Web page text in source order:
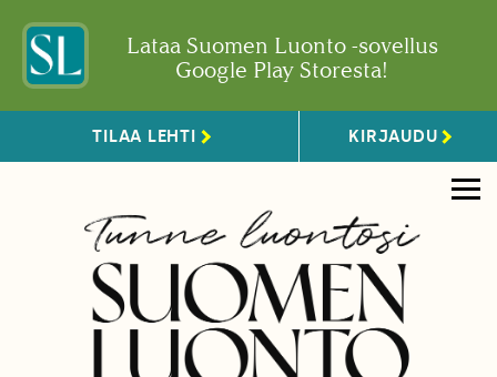
Lataa Suomen Luonto -sovellus
Google Play Storesta!
TILAA LEHTI KIRJAUDU